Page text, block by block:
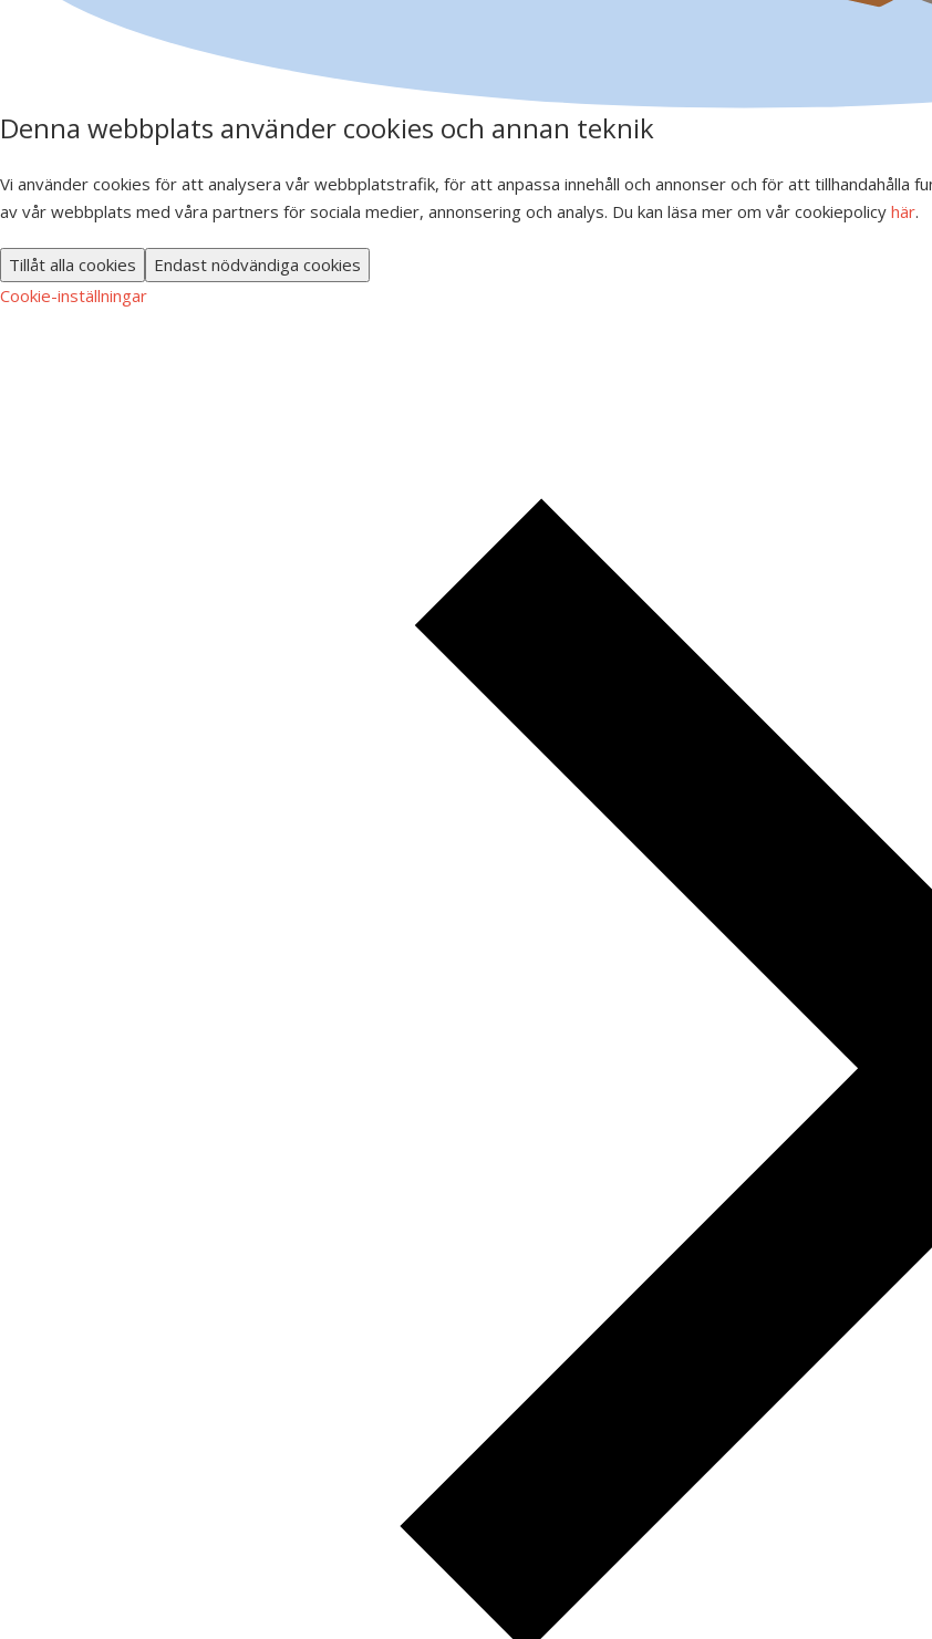
Denna webbplats använder cookies och annan teknik
Vi använder cookies för att analysera vår webbplatstrafik, för att anpassa innehåll och annonser och för att tillhandahålla
av vår webbplats med våra partners för sociala medier, annonsering och analys. Du kan läsa mer om vår cookiepolicy här.
Tillåt alla cookies
Endast nödvändiga cookies
Cookie-inställningar